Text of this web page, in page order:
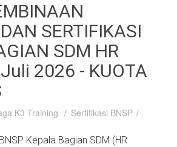
SERTIFIKASI
SDM HR
2026 - KUOTA
K3 Training Sertifikasi BNSP
Kepala Bagian SDM (HR